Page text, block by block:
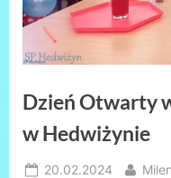
Dzień Otwarty
w Hedwiżynie
Posted
20.02.2024 By